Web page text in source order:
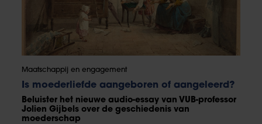
Maatschappij en engagement
Is moederliefde aangeboren of aangeleerd?
Beluister het nieuwe audio-essay van VUB-professor
Jolien Gijbels over de geschiedenis van
moederschap